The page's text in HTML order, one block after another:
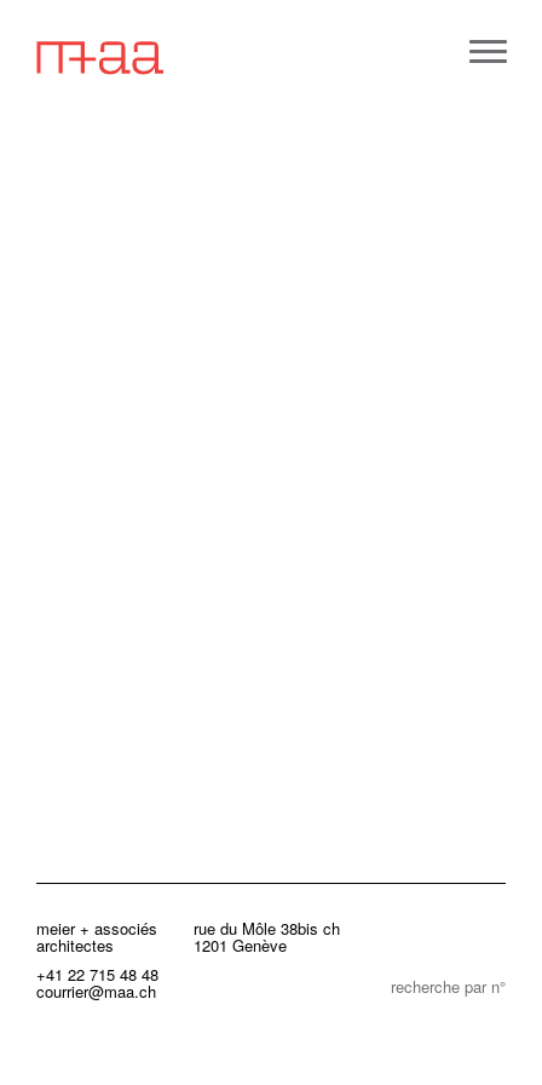
meier + associés
architectes
rue du Môle 38bis ch
1201 Genève
+41 22 715 48 48
courrier@maa.ch recherche par n°